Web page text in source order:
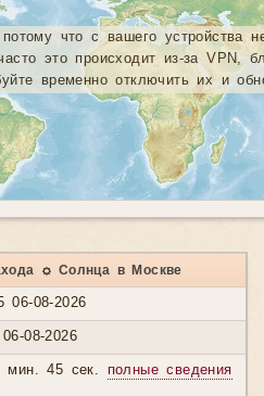
что с вашего устройства
это происходит из-за VPN,
временно отключить их и
☼ Солнца в Москве
08-2026
08-2026
мин. 45 сек. полные сведения